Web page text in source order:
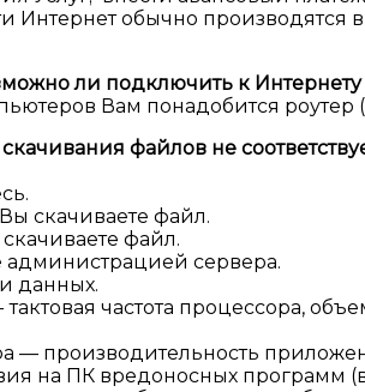
Интернет обычно
ли подключить к Интернету
Вам понадобится роутер
файлов не
скачиваете файл.
файл.
сервера.
данных.
частота процессора,
— производительность
на ПК вредоносных программ